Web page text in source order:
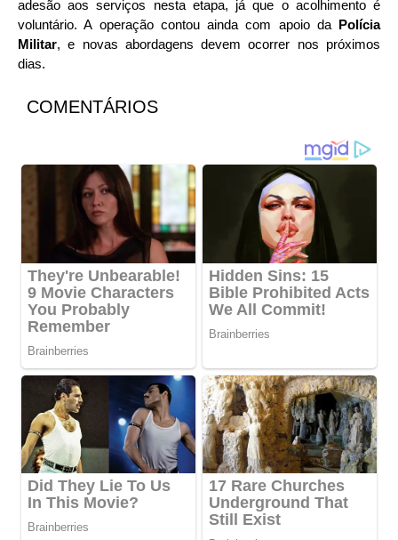
adesão aos serviços nesta etapa, já que o acolhimento é
voluntário. A operação contou ainda com apoio da Polícia
Militar, e novas abordagens devem ocorrer nos próximos
dias.
COMENTÁRIOS